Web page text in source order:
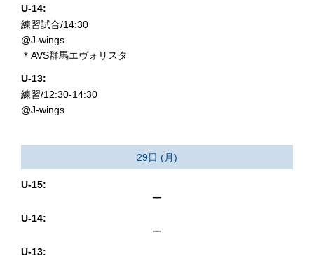
U-14:
練習試合/14:30
@J-wings
＊AVS群馬エヴォリスタ
U-13:
練習/12:30-14:30
@J-wings
29日 (月)
U-15:
ー
U-14:
ー
U-13: